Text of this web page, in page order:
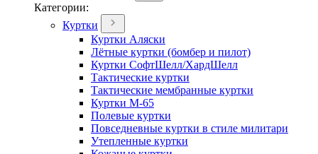
Категории:
Куртки
Куртки Аляски
Лётные куртки (бомбер и пилот)
Куртки СофтШелл/ХардШелл
Тактические куртки
Тактические мембранные куртки
Куртки М-65
Полевые куртки
Повседневные куртки в стиле милитари
Утепленные куртки